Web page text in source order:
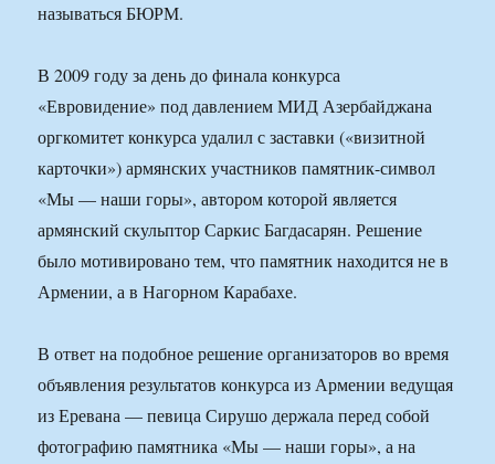
называться БЮРМ.
В 2009 году за день до финала конкурса
«Евровидение» под давлением МИД Азербайджана
оргкомитет конкурса удалил с заставки («визитной
карточки») армянских участников памятник-символ
«Мы — наши горы», автором которой является
армянский скульптор Саркис Багдасарян. Решение
было мотивировано тем, что памятник находится не в
Армении, а в Нагорном Карабахе.
В ответ на подобное решение организаторов во время
объявления результатов конкурса из Армении ведущая
из Еревана — певица Сирушо держала перед собой
фотографию памятника «Мы — наши горы», а на